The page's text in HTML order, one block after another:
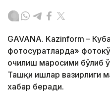
GAVANA. Kazinform –
фотосуратларда»
очилиш маросими бўлиб
Ташқи ишлар вазирлиги
хабар беради.